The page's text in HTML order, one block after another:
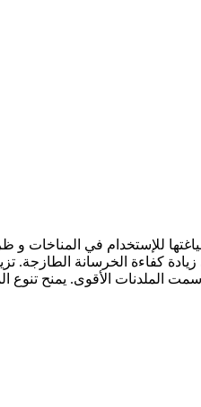
للإستخدام في المناخات
كفاءة الخرسانة الطازجة.
الملدنات الأقوی. يمنح تنوع